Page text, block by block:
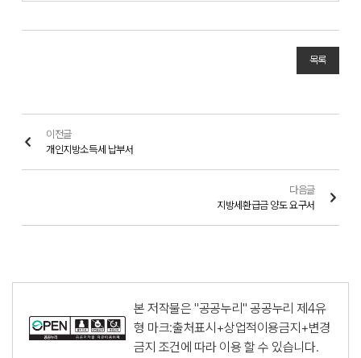
목록
이전글
개인지방소득세 납부서
다음글
지방세환급금 양도 요구서
본 저작물은 "공공누리"공공누리 제4유
형 마크:출처표시+상업적이용금지+변경
금지 조건에 따라 이용 할 수 있습니다.